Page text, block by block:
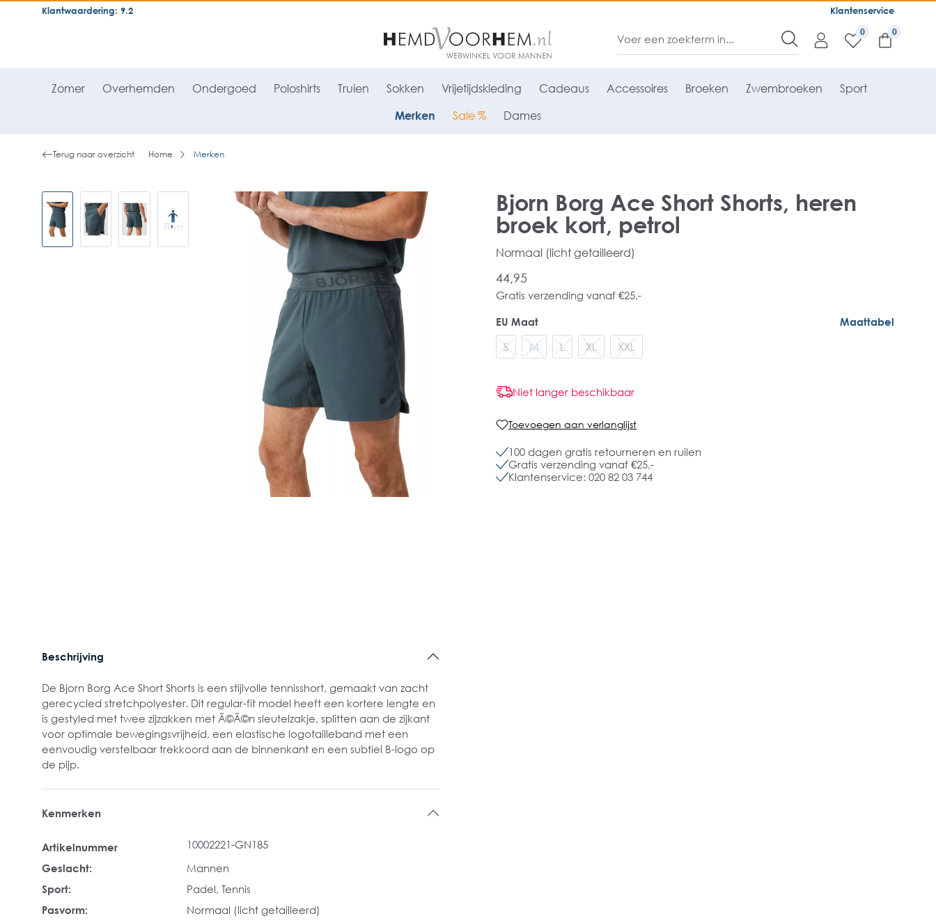
general.skipToNavigation Klantenservice
Klantwaardering: 9.2
0
Zomer Overhemden Ondergoed Poloshirts Truien Sokken Vrijetijdskleding Cadeaus Accessoires Broeken Zwembroeken Sport
Merken Sale % Dames
Terug naar overzicht Home Merken
Bjorn Borg Ace Short Shorts, heren
broek kort, petrol
Normaal (licht getailleerd)
44,95
Gratis verzending vanaf €25,-
EU Maat
Maattabel
S
M L XL XXL
Niet langer beschikbaar
Toevoegen aan verlanglijst
100 dagen gratis retourneren en ruilen
Gratis verzending vanaf €25,-
Klantenservice: 020 82 03 744
Beschrijving
De Bjorn Borg Ace Short Shorts is een stijlvolle tennisshort, gemaakt van zacht
gerecycled stretchpolyester. Dit regular-fit model heeft een kortere lengte en
is gestyled met twee zijzakken met Ã©Ã©n sleutelzakje, splitten aan de zijkant
voor optimale bewegingsvrijheid, een elastische logotailleband met een
eenvoudig verstelbaar trekkoord aan de binnenkant en een subtiel B-logo op
de pijp.
Kenmerken
Artikelnummer
10002221-GN185
Geslacht:
Mannen
Sport:
Padel, Tennis
Pasvorm:
Normaal (licht getailleerd)